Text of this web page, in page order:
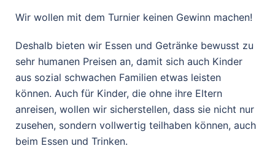
Wir wollen mit dem Turnier keinen Gewinn machen!
Deshalb bieten wir Essen und Getränke bewusst zu
sehr humanen Preisen an, damit sich auch Kinder
aus sozial schwachen Familien etwas leisten
können. Auch für Kinder, die ohne ihre Eltern
anreisen, wollen wir sicherstellen, dass sie nicht nur
zusehen, sondern vollwertig teilhaben können, auch
beim Essen und Trinken.